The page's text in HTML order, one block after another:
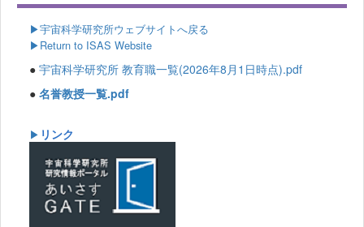
▶宇宙科学研究所ウェブサイトへ戻る
▶Return to ISAS Website
● 宇宙科学研究所 教育職一覧(2026年8月1日時点).pdf
● 名誉教授一覧.pdf
▶ リンク